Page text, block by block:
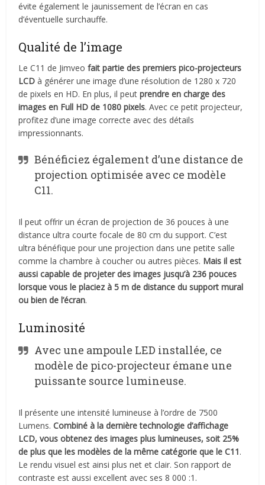
évite également le jaunissement de l’écran en cas
d’éventuelle surchauffe.
Qualité de l’image
Le C11 de Jimveo fait partie des premiers pico-projecteurs
LCD à générer une image d’une résolution de 1280 x 720
de pixels en HD. En plus, il peutprendre en charge des
images en Full HD de 1080 pixels. Avec ce petit projecteur,
profitez d’une image correcte avec des détails
impressionnants.
Bénéficiez également d’une distance de
projection optimisée avec ce modèle
C11.
Il peut offrir un écran de projection de 36 pouces à une
distance ultra courte focale de 80 cm du support. C’est
ultra bénéfique pour une projection dans une petite salle
comme la chambre à coucher ou autres pièces. Mais il est
aussi capable de projeter des images jusqu’à 236 pouces
lorsque vous le placiez à 5 m de distance du support mural
ou bien de l’écran.
Luminosité
Avec une ampoule LED installée, ce
modèle de pico-projecteur émane une
puissante source lumineuse.
Il présente une intensité lumineuse à l’ordre de 7500
Lumens.Combiné à la dernière technologie d’affichage
LCD, vous obtenez des images plus lumineuses, soit 25%
de plus que les modèles de la même catégorie que le C11.
Le rendu visuel est ainsi plus net et clair. Son rapport de
contraste est aussi excellent avec ses 8 000 :1.